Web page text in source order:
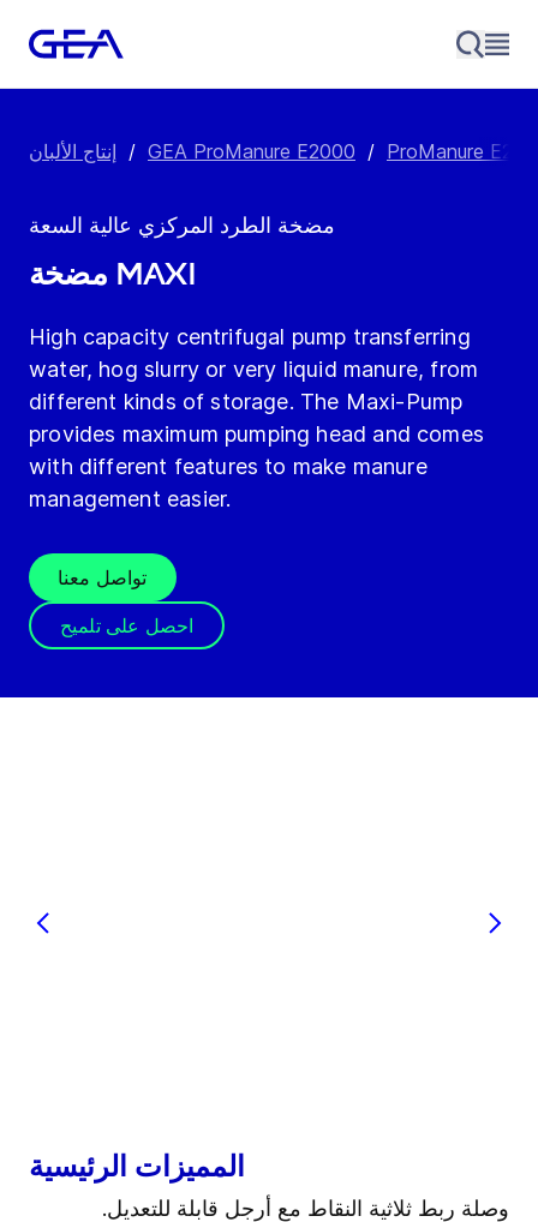
إنتاج الألبان / GEA ProManure E2000 /
مضخة الطرد المركزي عالية السعة
مضخة Maxi
High capacity centrifugal pump transferring
water, hog slurry or very liquid manure, from
different kinds of storage. The Maxi-Pump
provides maximum pumping head and comes
with different features to make manure
management easier.
تواصل معنا
احصل على تلميح
المميزات الرئيسية
وصلة ربط ثلاثية النقاط مع أرجل قابلة للتعديل.